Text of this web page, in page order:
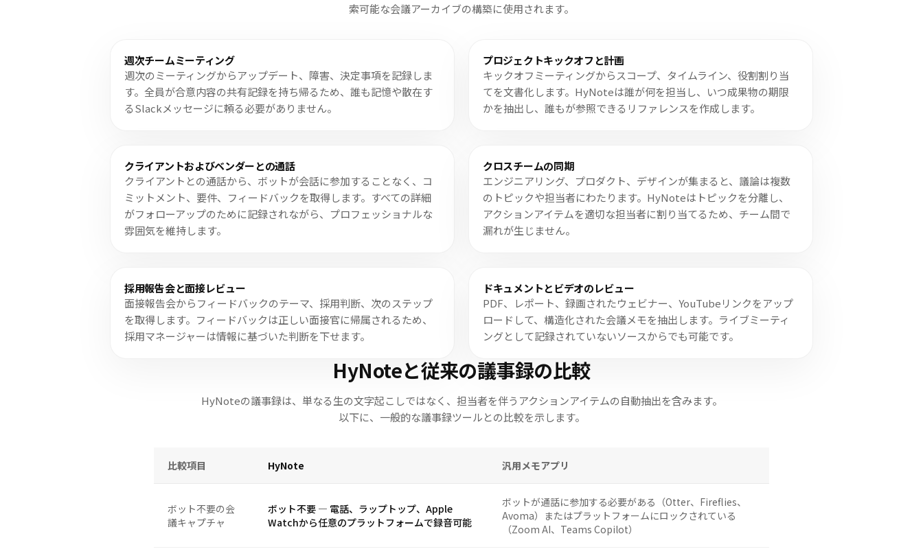
索可能な会議アーカイブの構築に使用されます。
週次チームミーティング
週次のミーティングからアップデート、障害、決定事項を記録しま
す。全員が合意内容の共有記録を持ち帰るため、誰も記憶や散在す
るSlackメッセージに頼る必要がありません。
プロジェクトキックオフと計画
キックオフミーティングからスコープ、タイムライン、役割割り当
てを文書化します。HyNoteは誰が何を担当し、いつ成果物の期限
かを抽出し、誰もが参照できるリファレンスを作成します。
クライアントおよびベンダーとの通話
クライアントとの通話から、ボットが会話に参加することなく、コ
ミットメント、要件、フィードバックを取得します。すべての詳細
がフォローアップのために記録されながら、プロフェッショナルな
雰囲気を維持します。
クロスチームの同期
エンジニアリング、プロダクト、デザインが集まると、議論は複数
のトピックや担当者にわたります。HyNoteはトピックを分離し、
アクションアイテムを適切な担当者に割り当てるため、チーム間で
漏れが生じません。
採用報告会と面接レビュー
面接報告会からフィードバックのテーマ、採用判断、次のステップ
を取得します。フィードバックは正しい面接官に帰属されるため、
採用マネージャーは情報に基づいた判断を下せます。
ドキュメントとビデオのレビュー
PDF、レポート、録画されたウェビナー、YouTubeリンクをアップ
ロードして、構造化された会議メモを抽出します。ライブミーティ
ングとして記録されていないソースからでも可能です。
HyNoteと従来の議事録の比較
HyNoteの議事録は、単なる生の文字起こしではなく、担当者を伴うアクションアイテムの自動抽出を含みます。
以下に、一般的な議事録ツールとの比較を示します。
比較項目 HyNote 汎用メモアプリ
ボット不要の会
議キャプチャ
ボット不要 — 電話、ラップトップ、Apple
Watchから任意のプラットフォームで録音可能
ボットが通話に参加する必要がある（Otter、Fireflies、
Avoma）またはプラットフォームにロックされている
（Zoom AI、Teams Copilot）